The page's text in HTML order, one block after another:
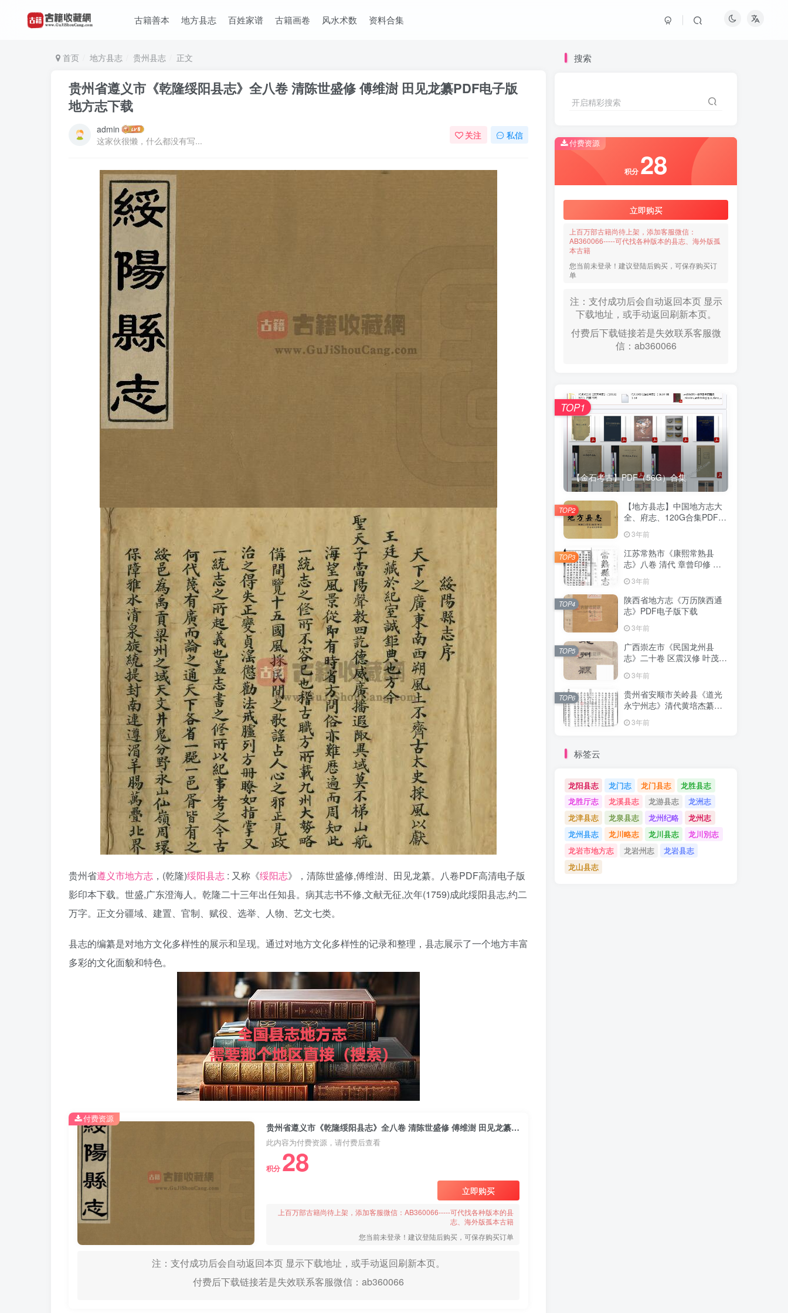
古籍善本 地方县志 百姓家谱 古籍画卷 风水术数 资料合集
首页 地方县志 贵州县志 正文
贵州省遵义市《乾隆绥阳县志》全八卷 清陈世盛修 傅维澍 田见龙纂PDF电子版
地方志下载
admin
这家伙很懒，什么都没有写...
关注 私信
贵州省遵义市地方志 ，(乾隆)绥阳县志 : 又称《绥阳志》，清陈世盛修,傅维澍、田见龙纂。八卷PDF高清电子版
影印本下载。世盛,广东澄海人。乾隆二十三年出任知县。病其志书不修,文献无征,次年(1759)成此绥阳县志,约二
万字。正文分疆域、建置、官制、赋役、选举、人物、艺文七类。
县志的编纂是对地方文化多样性的展示和呈现。通过对地方文化多样性的记录和整理，县志展示了一个地方丰富
多彩的文化面貌和特色。
贵州省遵义市《乾隆绥阳县志》全八卷 清陈世盛修 傅维澍 田见龙纂PDF电子版地方志下载
此内容为付费资源，请付费后查看
积分 28
立即购买
上百万部古籍尚待上架，添加客服微信：AB360066-----可代找各种版本的县
志、海外版孤本古籍
您当前未登录！建议登陆后购买，可保存购买订单
注：支付成功后会自动返回本页 显示下载地址，或手动返回刷新本页。
付费后下载链接若是失效联系客服微信：ab360066
付费资源
搜索
开启精彩搜索
付费资源
积分 28
立即购买
上百万部古籍尚待上架，添加客服微信：
AB360066-----可代找各种版本的县志、海外版孤
本古籍
您当前未登录！建议登陆后购买，可保存购买订
单
注：支付成功后会自动返回本页 显示
下载地址，或手动返回刷新本页。
付费后下载链接若是失效联系客服微
信：ab360066
【金石考古】PDF（56G）合集
TOP1
【地方县志】中国地方志大
全、府志、120G合集PDF高
清下载
3年前
TOP2
江苏常熟市《康熙常熟县
志》八卷 清代 章曾印修 曾
倬纂PDF影印本高清电子版
下载3年前
TOP3
陕西省地方志《万历陕西通
志》PDF电子版下载
3年前
TOP4
广西崇左市《民国龙州县
志》二十卷 区震汉修 叶茂基
载3年前
TOP5
贵州省安顺市关岭县《道光
永宁州志》清代黄培杰纂修
3年前
TOP6
标签云
龙阳县志 龙门志 龙门县志
龙胜县志
龙胜厅志
龙溪县志 龙游县志
龙洲志
龙津县志
龙泉县志 龙州纪略
龙州志
龙州县志
龙川略志 龙川县志
龙川別志
龙岩市地方志
龙岩州志
龙岩县志
龙山县志